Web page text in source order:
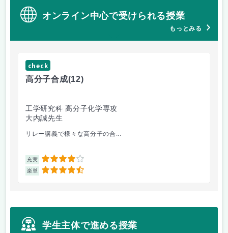
オンライン中心で受けられる授業
もっとみる
check
高分子合成(12)
工学研究科 高分子化学専攻
大内誠先生
リレー講義で様々な高分子の合...
充実 4
楽単 4.5
学生主体で進める授業